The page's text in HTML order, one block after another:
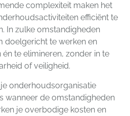
complexiteit maken het
efficiënt te
In zulke omstandigheden
doelgericht te werken en
te elimineren, zonder in te
of veiligheid.
onderhoudsorganisatie
wanneer de omstandigheden
je overbodige kosten en